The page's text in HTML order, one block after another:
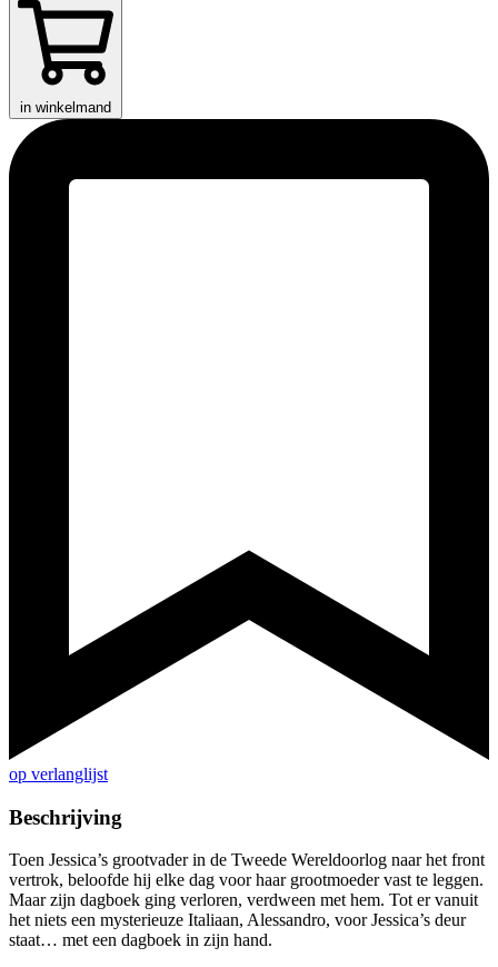
in winkelmand
op verlanglijst
Beschrijving
Toen Jessica’s grootvader in de Tweede Wereldoorlog naar het front
vertrok, beloofde hij elke dag voor haar grootmoeder vast te leggen.
Maar zijn dagboek ging verloren, verdween met hem. Tot er vanuit
het niets een mysterieuze Italiaan, Alessandro, voor Jessica’s deur
staat… met een dagboek in zijn hand.